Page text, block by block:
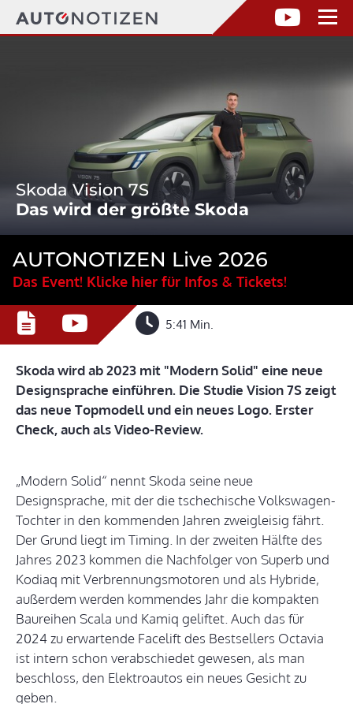
Skoda Vision 7S
Das wird der größte Skoda
AUTONOTIZEN Live 2026
Das Event! Klicke hier für Infos & Tickets!
5:41 Min.
Skoda wird ab 2023 mit "Modern Solid" eine neue
Designsprache einführen. Die Studie Vision 7S zeigt
das neue Topmodell und ein neues Logo. Erster
Check, auch als Video-Review.
„Modern Solid“ nennt Skoda seine neue
Designsprache, mit der die tschechische Volkswagen-
Tochter in den kommenden Jahren zweigleisig fährt.
Der Grund liegt im Timing. In der zweiten Hälfte des
Jahres 2023 kommen die Nachfolger von Superb und
Kodiaq mit Verbrennungsmotoren und als Hybride,
außerdem werden kommendes Jahr die kompakten
Baureihen Scala und Kamiq geliftet. Auch das für
2024 zu erwartende Facelift des Bestsellers Octavia
ist intern schon verabschiedet gewesen, als man
beschloss, den Elektroautos ein neues Gesicht zu
geben.